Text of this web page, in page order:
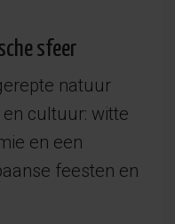
sfeer
natuur
cultuur: witte
en een
feesten en